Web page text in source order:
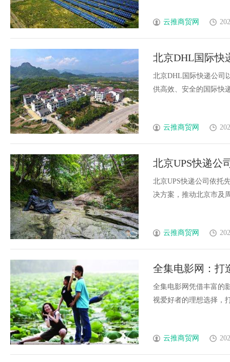
云推商贸网
北京DHL国际快
析
北京DHL国际快递公司
供高效、安全的国际快
云推商贸网
北京UPS快递公
北京UPS快递公司依托
决方案，推动北京市及
云推商贸网
全集电影网：打
全集电影网凭借丰富的
视爱好者的理想选择，
云推商贸网